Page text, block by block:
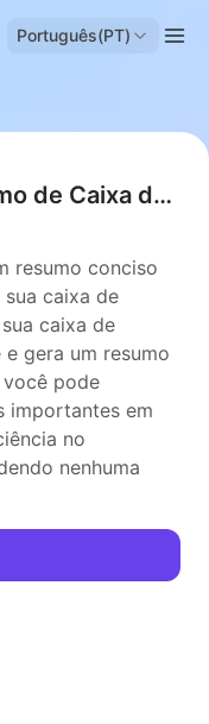
Português(PT)
Assistente de Resumo de Caixa de Entrada
resumo conciso
caixa de
caixa de
gera um resumo
você pode
importantes em
no
nenhuma